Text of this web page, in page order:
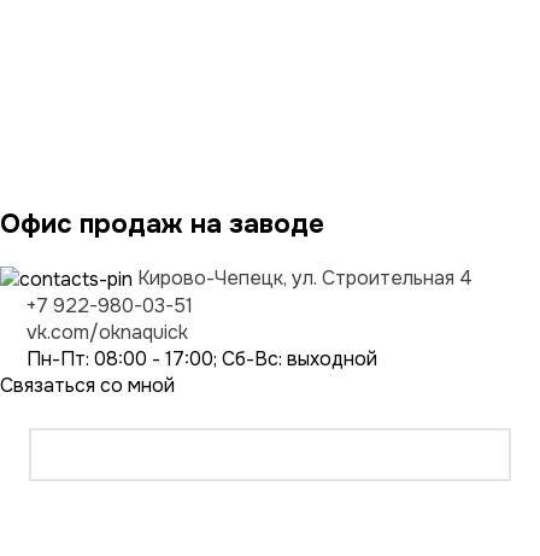
Офис продаж на заводе
Кирово-Чепецк, ул. Строительная 4
+7 922-980-03-51
vk.com/oknaquick
Пн-Пт: 08:00 - 17:00; Сб-Вс: выходной
Связаться со мной